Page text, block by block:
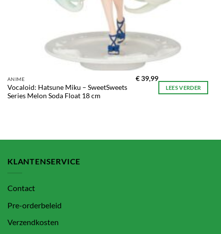
ANIME
Vocaloid: Hatsune Miku – SweetSweets
Series Melon Soda Float 18 cm
€39,99
LEES VERDER
KLANTENSERVICE
Contact
Pre-orderbeleid
Verzendkosten